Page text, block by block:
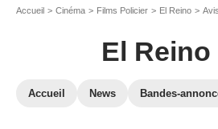
Accueil Cinéma Films Policier El Reino
El Reino
Accueil News Bandes-